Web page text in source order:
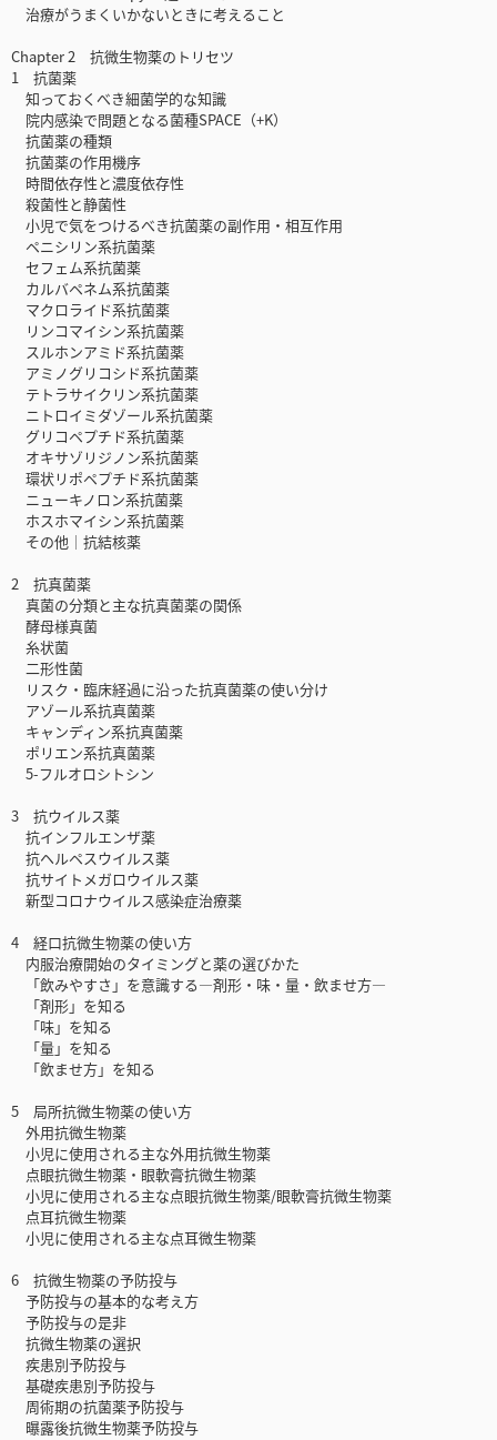
治療がうまくいかないときに考えること
Chapter 2 抗微生物薬のトリセツ
1 抗菌薬
知っておくべき細菌学的な知識
院内感染で問題となる菌種SPACE（+K）
抗菌薬の種類
抗菌薬の作用機序
時間依存性と濃度依存性
殺菌性と静菌性
小児で気をつけるべき抗菌薬の副作用・相互作用
ペニシリン系抗菌薬
セフェム系抗菌薬
カルバペネム系抗菌薬
マクロライド系抗菌薬
リンコマイシン系抗菌薬
スルホンアミド系抗菌薬
アミノグリコシド系抗菌薬
テトラサイクリン系抗菌薬
ニトロイミダゾール系抗菌薬
グリコペプチド系抗菌薬
オキサゾリジノン系抗菌薬
環状リポペプチド系抗菌薬
ニューキノロン系抗菌薬
ホスホマイシン系抗菌薬
その他│抗結核薬
2 抗真菌薬
真菌の分類と主な抗真菌薬の関係
酵母様真菌
糸状菌
二形性菌
リスク・臨床経過に沿った抗真菌薬の使い分け
アゾール系抗真菌薬
キャンディン系抗真菌薬
ポリエン系抗真菌薬
5-フルオロシトシン
3 抗ウイルス薬
抗インフルエンザ薬
抗ヘルペスウイルス薬
抗サイトメガロウイルス薬
新型コロナウイルス感染症治療薬
4 経口抗微生物薬の使い方
内服治療開始のタイミングと薬の選びかた
「飲みやすさ」を意識する―剤形・味・量・飲ませ方―
「剤形」を知る
「味」を知る
「量」を知る
「飲ませ方」を知る
5 局所抗微生物薬の使い方
外用抗微生物薬
小児に使用される主な外用抗微生物薬
点眼抗微生物薬・眼軟膏抗微生物薬
小児に使用される主な点眼抗微生物薬/眼軟膏抗微生物薬
点耳抗微生物薬
小児に使用される主な点耳微生物薬
6 抗微生物薬の予防投与
予防投与の基本的な考え方
予防投与の是非
抗微生物薬の選択
疾患別予防投与
基礎疾患別予防投与
周術期の抗菌薬予防投与
曝露後抗微生物薬予防投与